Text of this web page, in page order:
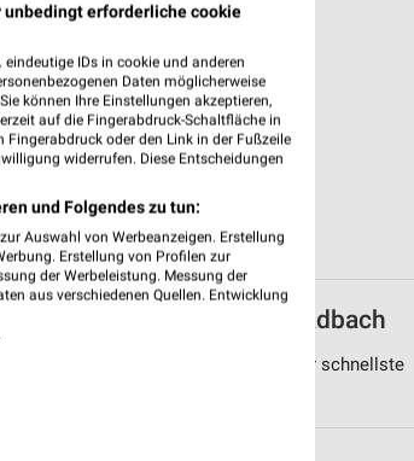
in und um Mönchengladbach
sortiert nach Entfernung. Der schnellste
unbedingt erforderliche cookie
IDs in cookie und anderen
Daten möglicherweise
können Ihre Einstellungen akzeptieren,
auf die Fingerabdruck-Schaltfläche in
Fingerabdruck oder den Link in der Fußzeile
widerrufen. Diese Entscheidungen
und Folgendes zu tun:
Auswahl von Werbeanzeigen. Erstellung
Erstellung von Profilen zur
der Werbeleistung. Messung der
aus verschiedenen Quellen. Entwicklung